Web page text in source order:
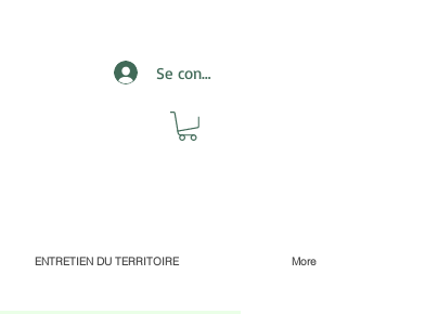
Se connecter
ENTRETIEN DU TERRITOIRE More